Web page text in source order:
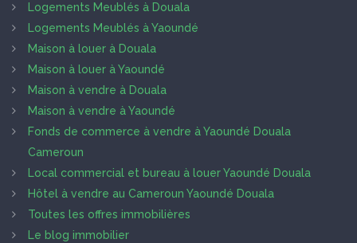
Logements Meublés à Douala
Logements Meublés à Yaoundé
Maison à louer à Douala
Maison à louer à Yaoundé
Maison à vendre à Douala
Maison à vendre à Yaoundé
Fonds de commerce à vendre à Yaoundé Douala
Cameroun
Local commercial et bureau à louer Yaoundé Douala
Hôtel à vendre au Cameroun Yaoundé Douala
Toutes les offres immobilières
Le blog immobilier